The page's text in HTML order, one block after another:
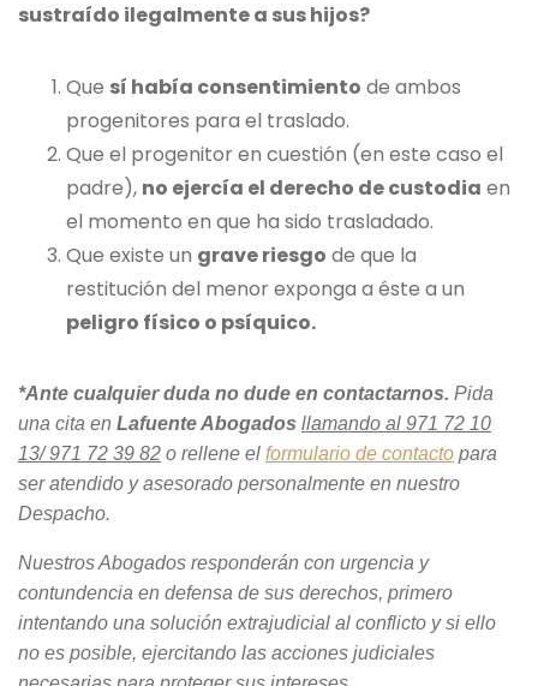
sustraído ilegalmente a sus hijos?
Que sí había consentimiento de ambos
progenitores para el traslado.
Que el progenitor en cuestión (en este caso el
padre), no ejercía el derecho de custodia en
el momento en que ha sido trasladado.
Que existe un grave riesgo de que la
restitución del menor exponga a éste a un
peligro físico o psíquico.
*Ante cualquier duda no dude en contactarnos. Pida
una cita en Lafuente Abogados llamando al 971 72 10
13/ 971 72 39 82 o rellene el formulario de contacto para
ser atendido y asesorado personalmente en nuestro
Despacho.
Nuestros Abogados responderán con urgencia y
contundencia en defensa de sus derechos, primero
intentando una solución extrajudicial al conflicto y si ello
no es posible, ejercitando las acciones judiciales